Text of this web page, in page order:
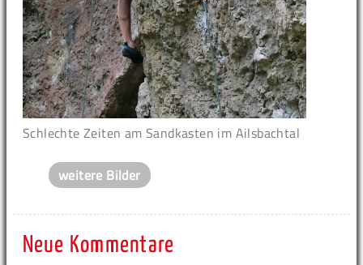
Schlechte Zeiten am Sandkasten im Ailsbachtal
weitere Bilder
Neue Kommentare